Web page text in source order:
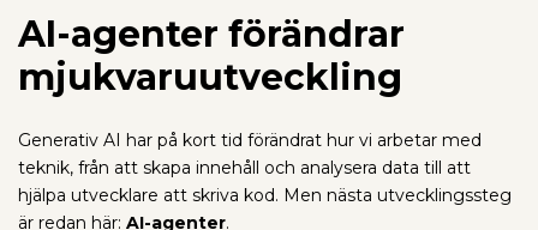
AI-agenter förändrar
mjukvaruutveckling
Generativ AI har på kort tid förändrat hur vi arbetar med
teknik, från att skapa innehåll och analysera data till att
hjälpa utvecklare att skriva kod. Men nästa utvecklingssteg
är redan här: AI-agenter.